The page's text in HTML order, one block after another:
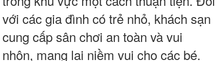
với các giađình có trẻ nhỏ, khách sạn
cung cấp sân chơi an toàn và vui
nhộn, mang lại niềm vui cho các bé.